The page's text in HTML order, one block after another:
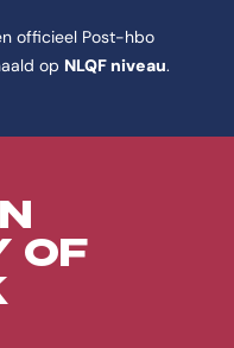
officieel Post-hbo
op NLQF niveau.
OF